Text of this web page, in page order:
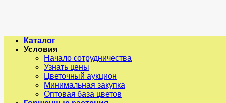
Каталог
Условия
Начало сотрудничества
Узнать цены
Цветочный аукцион
Минимальная закупка
Оптовая база цветов